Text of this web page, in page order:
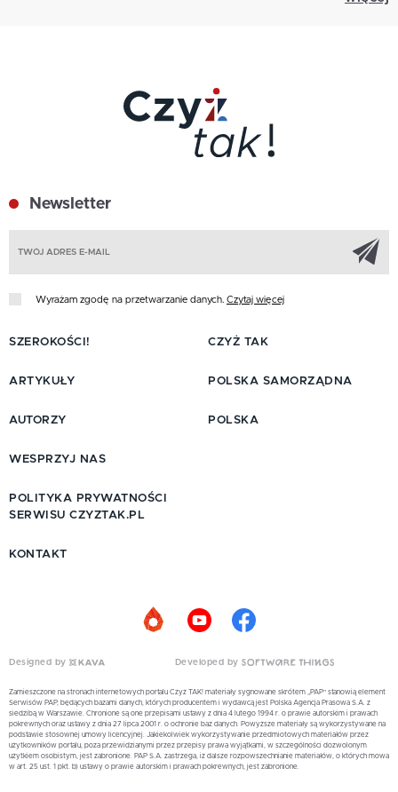
Newsletter
Wyrażam zgodę na przetwarzanie danych. Czytaj więcej
SZEROKOŚCI!
ARTYKUŁY
AUTORZY
CZYŻ TAK
POLSKA SAMORZĄDNA
POLSKA
WESPRZYJ NAS
POLITYKA PRYWATNOŚCI
SERWISU CZYZTAK.PL
KONTAKT
Designed by Developed by
Zamieszczone na stronach internetowych portalu Czyż TAK! materiały sygnowane skrótem „PAP” stanowią element
Serwisów PAP, będących bazami danych, których producentem i wydawcą jest Polska Agencja Prasowa S.A. z
siedzibą w Warszawie. Chronione są one przepisami ustawy z dnia 4 lutego 1994 r. o prawie autorskim i prawach
pokrewnych oraz ustawy z dnia 27 lipca 2001 r. o ochronie baz danych. Powyższe materiały są wykorzystywane na
podstawie stosownej umowy licencyjnej. Jakiekolwiek wykorzystywanie przedmiotowych materiałów przez
użytkowników portalu, poza przewidzianymi przez przepisy prawa wyjątkami, w szczególności dozwolonym
użytkiem osobistym, jest zabronione. PAP S.A. zastrzega, iż dalsze rozpowszechnianie materiałów, o których mowa
w art. 25 ust. 1 pkt. b) ustawy o prawie autorskim i prawach pokrewnych, jest zabronione.